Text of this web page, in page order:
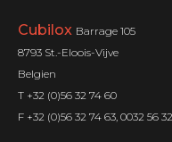
Cubilox Barrage 105
8793 St.-Eloois-Vijve
Belgien
T +32 (0)56 32 74 60
F +32 (0)56 32 74 63, 0032 56